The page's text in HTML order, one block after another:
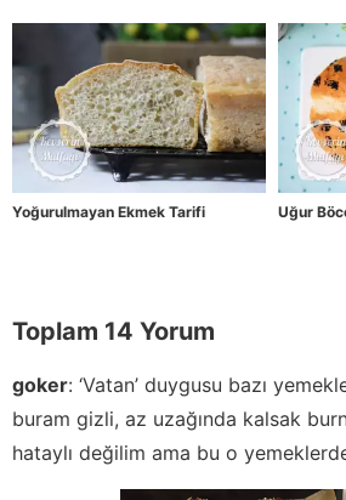
Yoğurulmayan Ekmek Tarifi Uğur
Toplam 14 Yorum
goker: ‘Vatan’ duygusu bazı
buram gizli, az uzağında kalsak
hataylı değilim ama bu o